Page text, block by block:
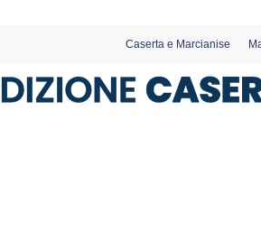
Caserta e Marcianise